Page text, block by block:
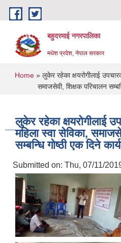
Skip to main content
बहुदरमाई नगरपालिका
मधेश प्रदेश, नेपाल सरकार
You are here
Home » लुकेर रहेका क्षयरोगीलाई
समाजसेवी, शिक्षक परिचालन
लुकेर रहेका क्षयरोगीलाई
महिला स्वा सेविका,
सम्बन्धि गोष्ठी एक दिने
Submitted on: Thu, 07/11/